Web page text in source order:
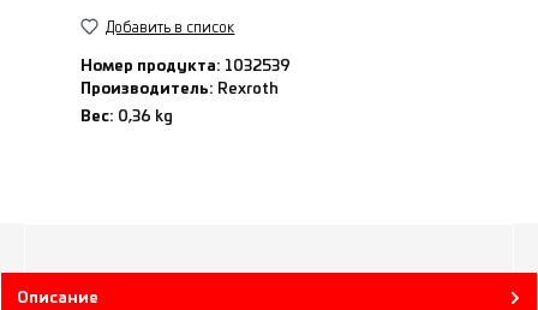
Добавить в список
Номер продукта: 1032539
Производитель: Rexroth
Вес: 0,36 kg
Описание